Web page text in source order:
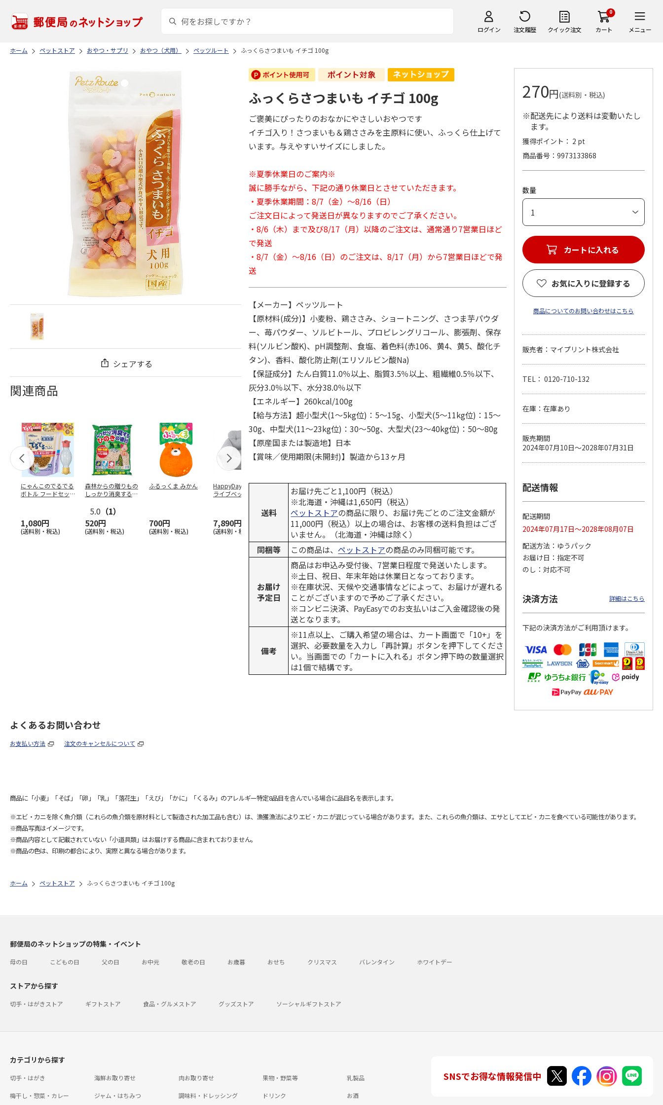
ログイン 注文履歴 クイック注文
0
カート メニュー
ホーム ペットストア おやつ・サプリ おやつ（犬用） ペッツルート ふっくらさつまいも イチゴ 100g
シェアする
関連商品
にゃんこのでるでる
ボトル フードセッ
1,080円
(送料別・税込)
森林からの贈りもの
しっかり消臭するひ
5.0 （1）
520円
(送料別・税込)
ふるっくま みかん
700円
(送料別・税込)
HappyDays 2wayド
ライブベッド グレ
7,890円
(送料別・税込)
獣医師開発 ニオイ
をとる砂専用 猫ト
イレ ナチュラルグ
1,550円
(送料別・税込)
デオトイレ 飛び散
らない消臭・抗菌サ
ンド 4L
1,320円
(送料別・税込)
無添加良品 カムカ
ぐるぐるボーン型 S
…
470円
(送料別・税込)
銀のスプーン パウ
おに…
120円
ペット線香 虹のか
なた フルーティフ
ローラルの香り
590円
(送料別・税込)
100円
(送料別・税込)
ふっくらさつまいも イチゴ 100g
ご褒美にぴったりのおなかにやさしいおやつです
イチゴ入り！さつまいも＆鶏ささみを主原料に使い、ふっくら仕上げて
います。与えやすいサイズにしました。
※夏季休業日のご案内※
誠に勝手ながら、下記の通り休業日とさせていただきます。
・夏季休業期間：8/7（金）～8/16（日）
ご注文日によって発送日が異なりますのでご了承ください。
・8/6（木）まで及び8/17（月）以降のご注文は、通常通り7営業日ほど
で発送
・8/7（金）～8/16（日）のご注文は、8/17（月）から7営業日ほどで発
送
【メーカー】ペッツルート
【原材料(成分)】小麦粉、鶏ささみ、ショートニング、さつま芋パウダ
ー、苺パウダー、ソルビトール、プロピレングリコール、膨張剤、保存
料(ソルビン酸K)、pH調整剤、食塩、着色料(赤106、黄4、黄5、酸化チ
タン)、香料、酸化防止剤(エリソルビン酸Na)
【保証成分】たん白質11.0％以上、脂質3.5％以上、粗繊維0.5％以下、
灰分3.0％以下、水分38.0％以下
【エネルギー】260kcal/100g
【給与方法】超小型犬(1～5kg位)：5～15g、小型犬(5～11kg位)：15～
30g、中型犬(11～23kg位)：30～50g、大型犬(23～40kg位)：50～80g
【原産国または製造地】日本
【賞味／使用期限(未開封)】製造から13ヶ月
送料
お届け先ごと1,100円（税込）
※北海道・沖縄は1,650円（税込）
ペットストアの商品に限り、お届け先ごとのご注文金額が
11,000円（税込）以上の場合は、お客様の送料負担はござ
いません。（北海道・沖縄は除く）
同梱等
この商品は、ペットストアの商品のみ同梱可能です。
お届け
予定日
商品はお申込み受付後、7営業日程度で発送いたします。
※土日、祝日、年末年始は休業日となっております。
※在庫状況、天候や交通事情などによって、お届けが遅れる
ことがございますので予めご了承ください。
※コンビニ決済、PayEasyでのお支払いはご入金確認後の発
送となります。
備考
※11点以上、ご購入希望の場合は、カート画面で「10+」を
選択、必要数量を入力し「再計算」ボタンを押下してくださ
い。当画面での「カートに入れる」ボタン押下時の数量選択
は1個で結構です。
270円(送料別・税込)
※配送先により送料は変動いたし
ます。
獲得ポイント： 2 pt
商品番号
9973133868
数量
カートに入れる
お気に入りに登録する
商品についてのお問い合わせはこちら
販売者：マイプリント株式会社
TEL： 0120-710-132
在庫：在庫あり
販売期間
2024年07月10日～2028年07月31日
配送情報
配送期間
2024年07月17日～2028年08月07日
配送方法
ゆうパック
お届け日
指定不可
のし
対応不可
決済方法 詳細はこちら
下記の決済方法がご利用頂けます。
よくあるお問い合わせ
お支払い方法 注文のキャンセルについて
商品に「小麦」「そば」「卵」「乳」「落花生」「えび」「かに」「くるみ」のアレルギー特定8品目を含んでいる場合に品目名を表示します。
※エビ・カニを除く魚介類（これらの魚介類を原材料として製造された加工品も含む）は、漁獲漁法によりエビ・カニが混じっている場合があります。また、これらの魚介類は、エサとしてエビ・カニを食べている可能性があります。
※商品写真はイメージです。
※商品内容として記載されていない「小道具類」はお届けする商品に含まれておりません。
※商品の色は、印刷の都合により、実際と異なる場合があります。
ホーム ペットストア ふっくらさつまいも イチゴ 100g
郵便局のネットショップの特集・イベント
母の日 こどもの日 父の日 お中元 敬老の日 お歳暮 おせち クリスマス バレンタイン ホワイトデー
ストアから探す
切手・はがきストア ギフトストア 食品・グルメストア グッズストア ソーシャルギフトストア
カテゴリから探す
切手・はがき 海鮮お取り寄せ 肉お取り寄せ 果物・野菜等 乳製品
梅干し・惣菜・カレー ジャム・はちみつ 調味料・ドレッシング ドリンク お酒
SNSでお得な情報発信中